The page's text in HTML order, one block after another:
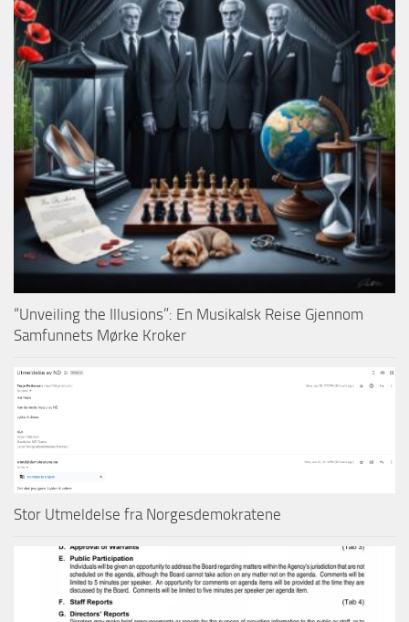
“Unveiling the Illusions”: En Musikalsk Reise Gjennom
Samfunnets Mørke Kroker
Stor Utmeldelse fra Norgesdemokratene